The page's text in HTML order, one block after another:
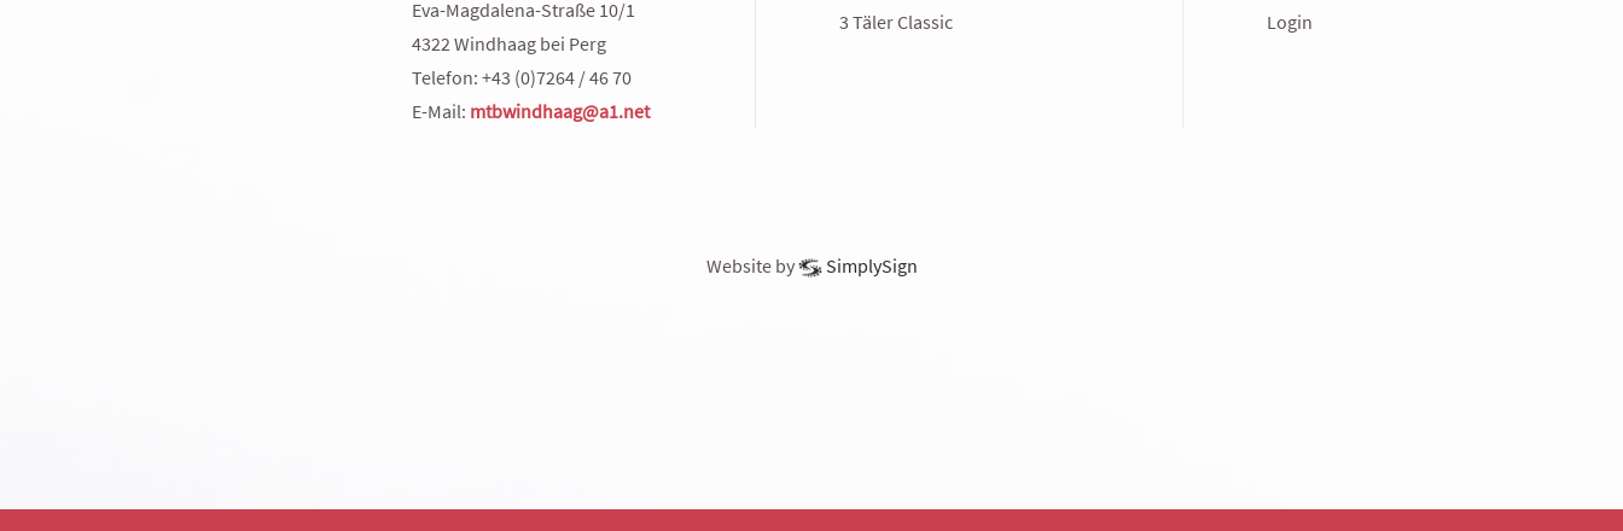
Eva-Magdalena-Straße 10/1
4322 Windhaag bei Perg
Telefon: +43 (0)7264 / 46 70
E-Mail: mtbwindhaag@a1.net
3 Täler Classic
Login
Website by SimplySign